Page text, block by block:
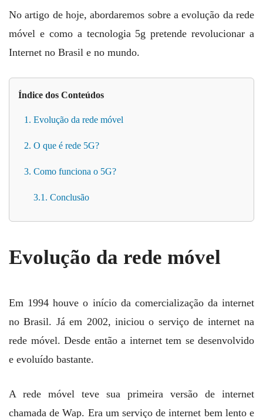
No artigo de hoje, abordaremos sobre a evolução da rede
móvel e como a tecnologia 5g pretende revolucionar a
Internet no Brasil e no mundo.
Índice dos Conteúdos
1. Evolução da rede móvel
2. O que é rede 5G?
3. Como funciona o 5G?
3.1. Conclusão
Evolução da rede móvel
Em 1994 houve o início da comercialização da internet
no Brasil. Já em 2002, iniciou o serviço de internet na
rede móvel. Desde então a internet tem se desenvolvido
e evoluído bastante.
A rede móvel teve sua primeira versão de internet
chamada de Wap. Era um serviço de internet bem lento e